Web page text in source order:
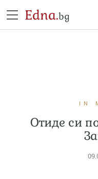
Edna.bg
IN
Отиде си